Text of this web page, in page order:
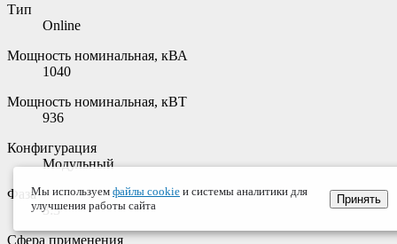
Тип
Online
Мощность номинальная, кВА
1040
Мощность номинальная, кВТ
936
Конфигурация
Модульный
Фаза
3:3
Сфера применения
Мы используем файлы cookie и системы аналитики для
улучшения работы сайта
Принять